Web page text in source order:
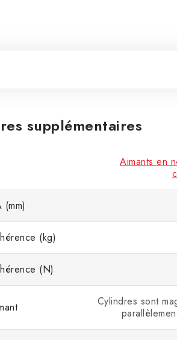
supplémentaires
Aimants en
(kg)
(N)
Cylindres sont